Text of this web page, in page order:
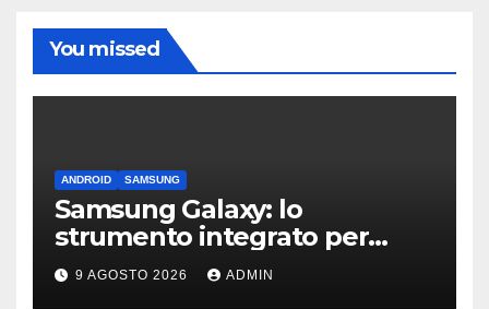
You missed
ANDROID SAMSUNG
Samsung Galaxy: lo
strumento integrato per
liberare spazio sullo
smartphone
9 AGOSTO 2026 ADMIN